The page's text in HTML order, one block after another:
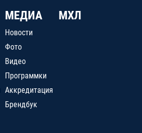
МЕДИА
Новости
Фото
Видео
Программки
Аккредитация
Брендбук
МХЛ